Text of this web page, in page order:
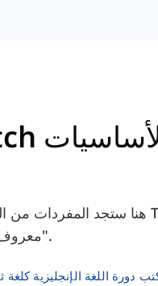
"معروف"، "مساعدة"، "نظارات"، إلخ.
دورة اللغة الإنجليزية كلغة